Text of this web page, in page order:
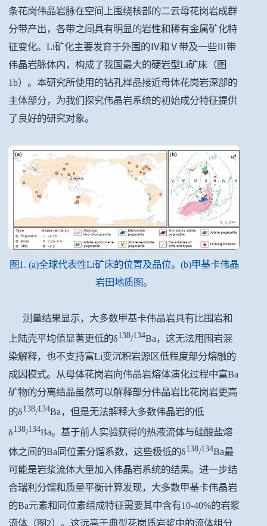
条花岗伟晶岩脉在空间上围绕核部的二云母花岗岩成群
分带产出，各带之间具有明显的岩性和稀有金属矿化特
征变化。Li矿化主要发育于外围的Ⅳ和Ⅴ带及一些Ⅲ带
伟晶岩脉体内，构成了我国最大的硬岩型Li矿床 （图
1b） 。本研究所使用的钻孔样品接近母体花岗岩深部的
主体部分，为我们探究伟晶岩系统的初始成分特征提供
了良好的研究对象。
图1. (a)全球代表性Li矿床的位置及品位。(b)甲基卡伟晶
岩田地质图。
测量结果显示，大多数甲基卡伟晶岩具有比围岩和
上陆壳平均值显著更低的δ138/134Ba，这无法用围岩混
染解释，也不支持富Li变沉积岩源区低程度部分熔融的
成因模式。从母体花岗岩向伟晶岩熔体演化过程中富Ba
矿物的分离结晶虽然可以解释部分伟晶岩比花岗岩更高
的δ138/134Ba，但是无法解释大多数伟晶岩的低
δ138/134Ba。基于前人实验获得的热液流体与硅酸盐熔
体之间的Ba同位素分馏系数，这些极低的δ138/134Ba最
可能是岩浆流体大量加入伟晶岩系统的结果。进一步结
合瑞利分馏和质量平衡计算发现，大多数甲基卡伟晶岩
的Ba元素和同位素组成特征需要其中含有10-40%的岩浆
流体 （图2） 。这远高于典型花岗质岩浆中的流体组分